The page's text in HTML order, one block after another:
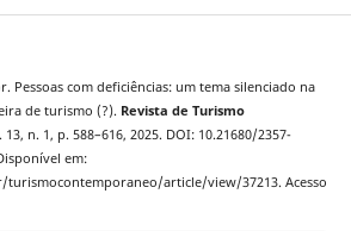
Pessoas com deficiências: um tema silenciado na
de turismo (?). Revista de Turismo
13, n. 1, p. 588–616, 2025. DOI: 10.21680/2357-
em:
article/view/37213. Acesso